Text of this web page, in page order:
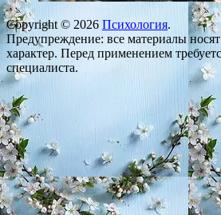
Copyright © 2026 Психология.
Предупреждение: все материалы
характер. Перед применением
специалиста.